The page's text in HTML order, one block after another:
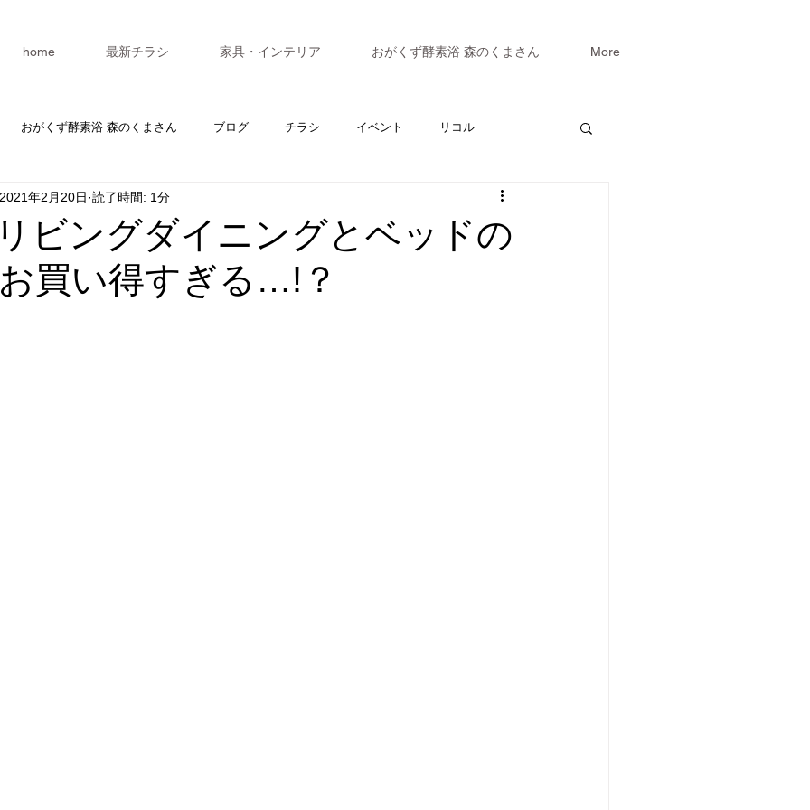
home 最新チラシ 家具・インテリア おがくず酵素浴 森のくまさん More
おがくず酵素浴 森のくまさん ブログ チラシ イベント リコル
カレンダー マスターV3
ビングダイニングとベッドの
買い得すぎる…!？
2021年2月20日 読了時間: 1分